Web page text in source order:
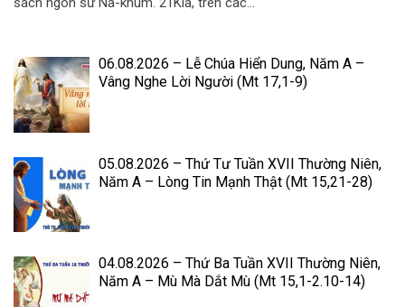
06.08.2026 – Lễ Chúa Hiển Dung, Năm A –
Vâng Nghe Lời Người (Mt 17,1-9)
05.08.2026 – Thứ Tư Tuần XVII Thường Niên,
Năm A – Lòng Tin Mạnh Thật (Mt 15,21-28)
04.08.2026 – Thứ Ba Tuần XVII Thường Niên,
Năm A – Mù Mà Dắt Mù (Mt 15,1-2.10-14)